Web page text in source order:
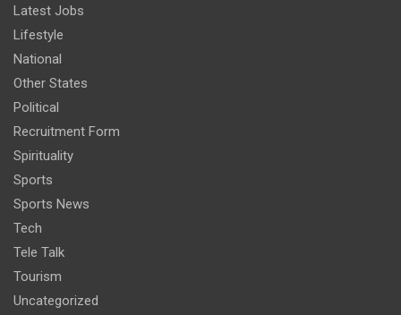
Latest Jobs
Lifestyle
National
Other States
Political
Recruitment Form
Spirituality
Sports
Sports News
Tech
Tele Talk
Tourism
Uncategorized